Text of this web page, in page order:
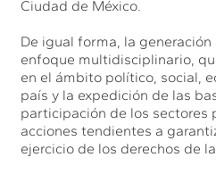
Ciudad de México.
De igual forma, la
enfoque multidisciplinario,
en el ámbito político, social,
país y la expedición de las
participación de los sectores
acciones tendientes a
ejercicio de los derechos de